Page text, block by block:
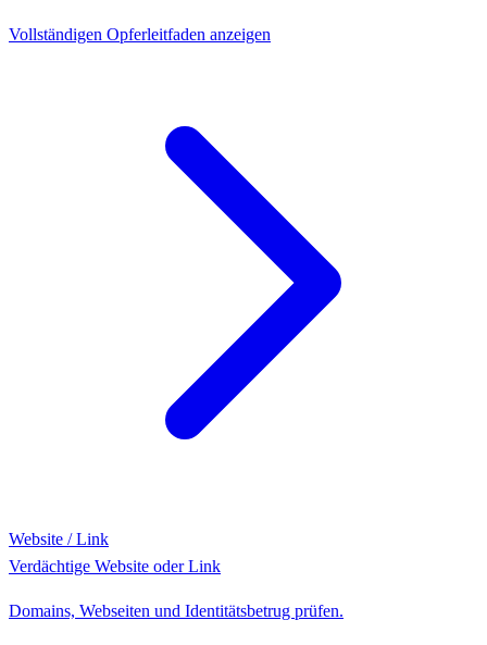
Vollständigen Opferleitfaden anzeigen
Website / Link
Verdächtige Website oder Link
Domains, Webseiten und Identitätsbetrug prüfen.